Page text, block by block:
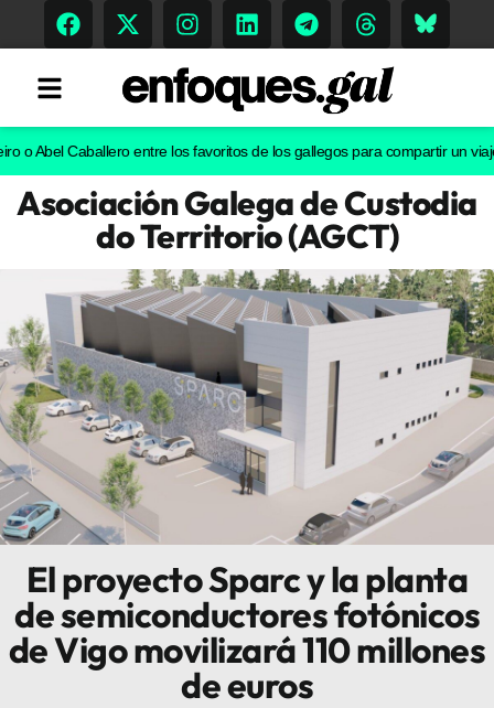
Tendencias
Memoria Histórica
Gastronomía
Escenarios
Sostenibilidad
Innova
Caballero entre los favoritos de los gallegos para compartir un viaje en
Asociación Galega de Custodia
do Territorio (AGCT)
El proyecto Sparc y la planta
de semiconductores fotónicos
de Vigo movilizará 110 millones
de euros